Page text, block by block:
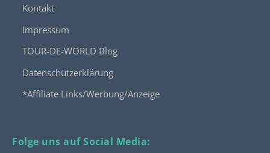
Kontakt
Impressum
TOUR-DE-WORLD Blog
Datenschutzerklärung
*Affiliate Links/Werbung/Anzeige
Folge uns auf Social Media: